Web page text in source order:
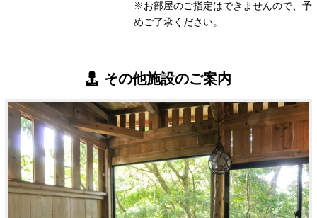
※お部屋のご指定はできませんので、予
めご了承ください。
その他施設のご案内